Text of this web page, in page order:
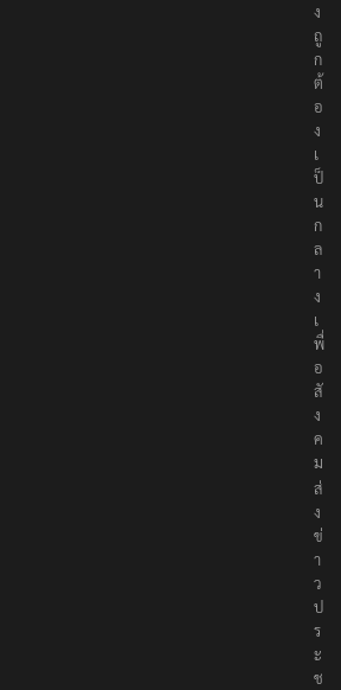
ง
ถู
ก
ต้
อ
ง
เ
ป็
น
ก
ล
า
ง
เ
พื่
อ
สั
ง
ค
ม
ส่
ง
ข่
า
ว
ป
ร
ะ
ช